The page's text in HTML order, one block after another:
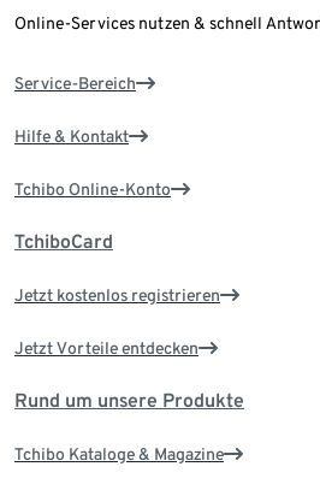
Online-Services nutzen & schnell
Service-Bereich
Hilfe & Kontakt
Tchibo Online-Konto
TchiboCard
Jetzt kostenlos registrieren
Jetzt Vorteile entdecken
Rund um unsere Produkte
Tchibo Kataloge & Magazine